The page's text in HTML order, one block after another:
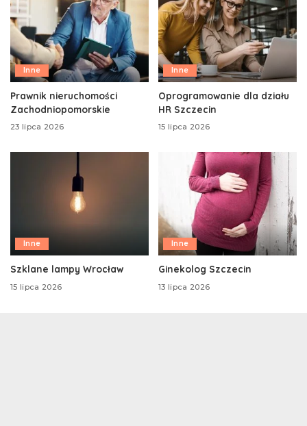
Inne
Prawnik nieruchomości
Zachodniopomorskie
23 lipca 2026
Inne
Oprogramowanie dla działu
HR Szczecin
15 lipca 2026
Inne
Szklane lampy Wrocław
15 lipca 2026
Inne
Ginekolog Szczecin
13 lipca 2026